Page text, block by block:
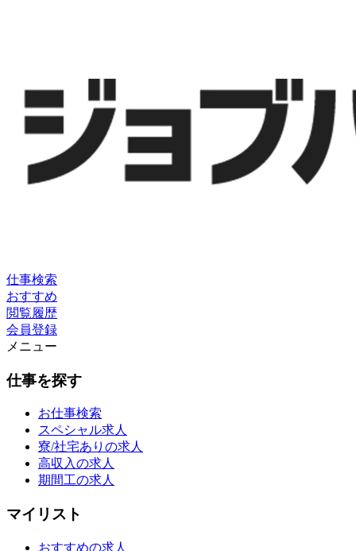
仕事検索
おすすめ
閲覧履歴
会員登録
メニュー
仕事を探す
お仕事検索
スペシャル求人
寮/社宅ありの求人
高収入の求人
期間工の求人
マイリスト
おすすめの求人